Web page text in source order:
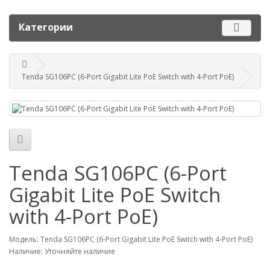
Наш адрес
г. Бишкек, ул. Матросова, 47
Посмотреть адрес в 2GIS mail@router.kg
Категории
Tenda SG106PC (6-Port Gigabit Lite PoE Switch with 4-Port PoE)
Tenda SG106PC (6-Port
Gigabit Lite PoE Switch
with 4-Port PoE)
Модель: Tenda SG106PC (6-Port Gigabit Lite PoE Switch with 4-Port PoE)
Наличие: Уточняйте наличие